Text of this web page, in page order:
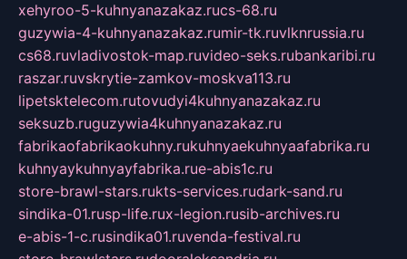
xehyroo-5-kuhnyanazakaz.rucs-68.ru
guzywia-4-kuhnyanazakaz.rumir-tk.ruvlknrussia.ru
cs68.ruvladivostok-map.ruvideo-seks.rubankaribi.ru
raszar.ruvskrytie-zamkov-moskva113.ru
lipetsktelecom.rutovudyi4kuhnyanazakaz.ru
seksuzb.ruguzywia4kuhnyanazakaz.ru
fabrikaofabrikaokuhny.rukuhnyaekuhnyaafabrika.ru
kuhnyaykuhnyayfabrika.rue-abis1c.ru
store-brawl-stars.rukts-services.rudark-sand.ru
sindika-01.rusp-life.rux-legion.rusib-archives.ru
e-abis-1-c.rusindika01.ruvenda-festival.ru